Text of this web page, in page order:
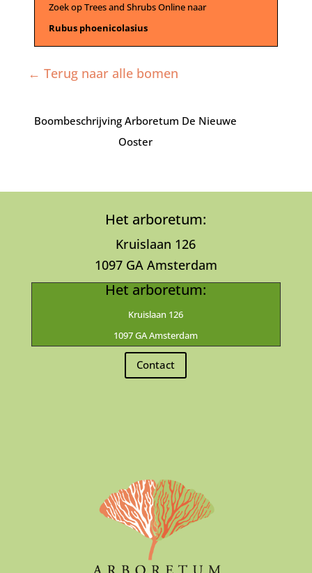
Zoek op Trees and Shrubs Online naar
Rubus phoenicolasius
← Terug naar alle bomen
Boombeschrijving Arboretum De Nieuwe
Ooster
Het arboretum:
Kruislaan 126
1097 GA Amsterdam
Het arboretum:
Kruislaan 126
1097 GA Amsterdam
Contact